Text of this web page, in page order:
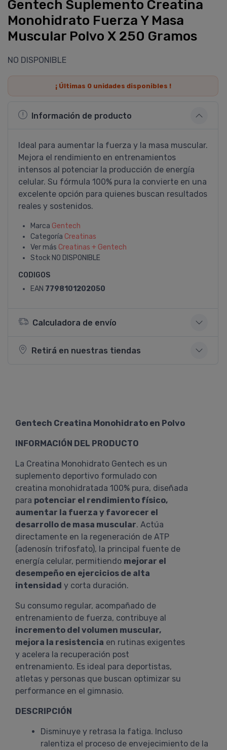
Gentech Suplemento Creatina
Monohidrato Fuerza Y Masa
Muscular Polvo X 250 Gramos
NO DISPONIBLE
¡ Últimas 0unidades disponibles !
Información de producto
Ideal para aumentar la fuerza y la masa muscular.
Mejora el rendimiento en entrenamientos
intensos al potenciar la producción de energía
celular. Su fórmula 100% pura la convierte en una
excelente opción para quienes buscan resultados
reales y sostenidos.
Marca Gentech
Categoría Creatinas
Ver más Creatinas + Gentech
Stock NO DISPONIBLE
CODIGOS
EAN 7798101202050
Calculadora de envío
Retirá en nuestras tiendas
Gentech Creatina Monohidrato en Polvo
INFORMACIÓN DEL PRODUCTO
La Creatina Monohidrato Gentech es un
suplemento deportivo formulado con
creatina monohidratada 100% pura, diseñada
para potenciar el rendimiento físico,
aumentar la fuerza y favorecer el
desarrollo de masa muscular. Actúa
directamente en la regeneración de ATP
(adenosín trifosfato), la principal fuente de
energía celular, permitiendo mejorar el
desempeño en ejercicios de alta
intensidad y corta duración.
Su consumo regular, acompañado de
entrenamiento de fuerza, contribuye al
incremento del volumen muscular,
mejora la resistencia en rutinas exigentes
y acelera la recuperación post
entrenamiento. Es ideal para deportistas,
atletas y personas que buscan optimizar su
performance en el gimnasio.
DESCRIPCIÓN
Disminuye y retrasa la fatiga. Incluso
ralentiza el proceso de envejecimiento de la